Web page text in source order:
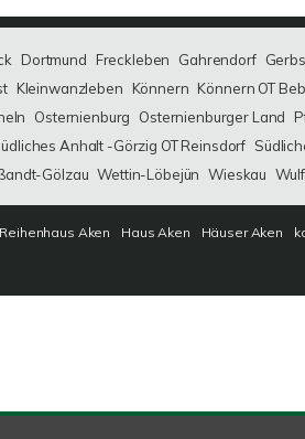
Dortmund Freckleben Gahrendorf
Kleinwanzleben Könnern Könnern OT
Osternienburg Osternienburger Land
Anhalt -Görzig OT Reinsdorf
Gölzau Wettin-Löbejün Wieskau
Reihenhaus Aken Haus Aken Häuser Aken